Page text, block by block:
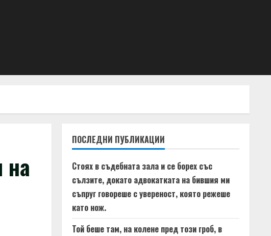
на
ПОСЛЕДНИ ПУБЛИКАЦИИ
Стоях в съдебната зала и се борех със
сълзите, докато адвокатката на бившия ми
съпруг говореше с увереност, която режеше
като нож.
Той беше там, на колене пред този гроб, в